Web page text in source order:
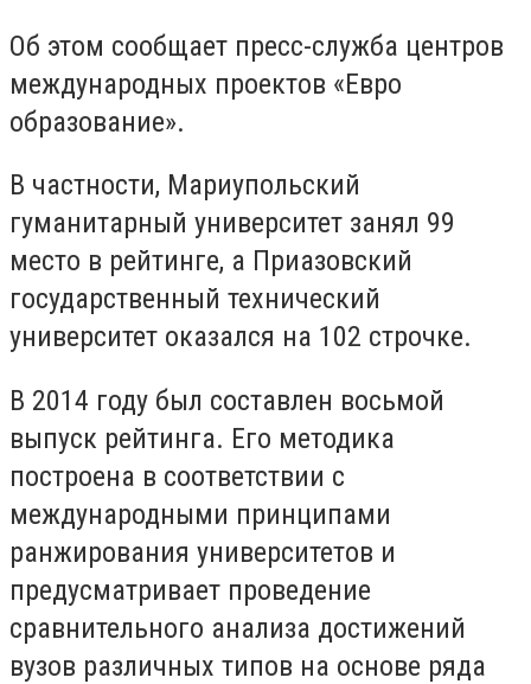
Об этом сообщает пресс-служба центров
международных проектов «Евро
образование».
В частности, Мариупольский
гуманитарный университет занял 99
место в рейтинге, а Приазовский
государственный технический
университет оказался на 102 строчке.
В 2014 году был составлен восьмой
выпуск рейтинга. Его методика
построена в соответствии с
международными принципами
ранжирования университетов и
предусматривает проведение
сравнительного анализа достижений
вузов различных типов на основе ряда